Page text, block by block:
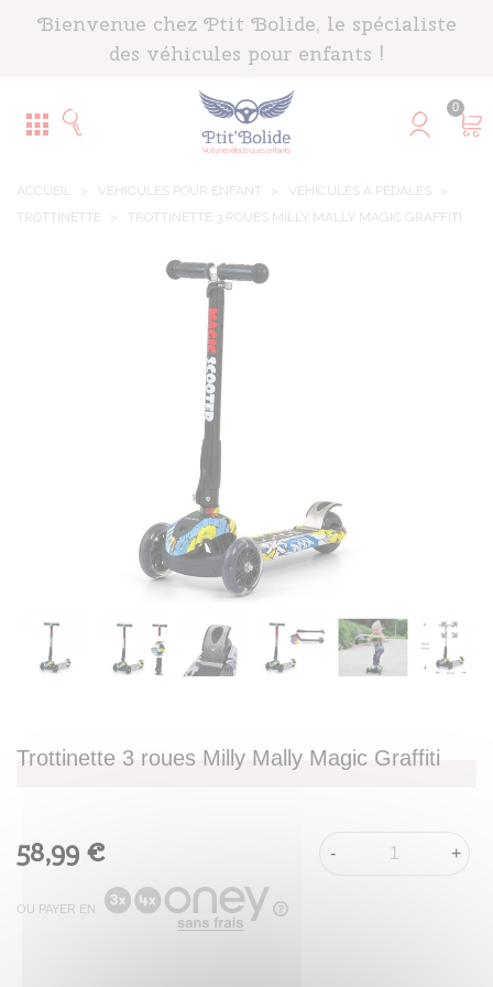
Bienvenue chez Ptit Bolide, le spécialiste
des véhicules pour enfants !
0
ACCUEIL > VÉHICULES POUR ENFANT > VÉHICULES À PÉDALES
>
TROTTINETTE
> TROTTINETTE 3 ROUES MILLY MALLY MAGIC GRAFFITI
Trottinette 3 roues Milly Mally Magic Graffiti
58,99 €
OU PAYER EN
- +